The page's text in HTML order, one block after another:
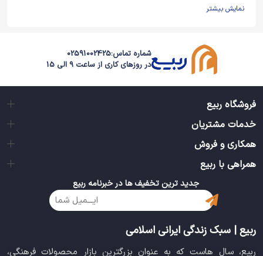
کامل با بهترین قیمت از فروشگاه ربیع
نمایش بیشتر
شماره تماس:02591002425
در روزهای کاری از ساعت 9 الی 15
فروشگاه ربیع
خدمات مشتریان
همکاری و فروش
همراهی با ربیع
جدید ترین تخفیف ها در خبرنامه ربیع
ربیع | سبک زندگی ایرانی اسلامی
ربیع، سال هاست که به عنوان بزرگترین بازار محصولات فرهنگی،